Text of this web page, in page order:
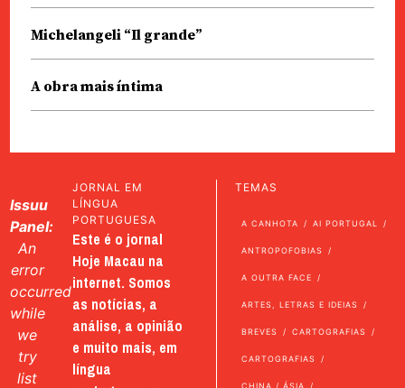
Michelangeli “Il grande”
A obra mais íntima
Issuu
Panel:
An
error
occurred
while
we
try
list
JORNAL EM
LÍNGUA
PORTUGUESA
Este é o jornal
Hoje Macau na
internet. Somos
as notícias, a
análise, a opinião
e muito mais, em
língua
TEMAS
A CANHOTA AI PORTUGAL
ANTROPOFOBIAS
A OUTRA FACE
ARTES, LETRAS E IDEIAS
BREVES CARTOGRAFIAS
CARTOGRAFIAS
CHINA / ÁSIA